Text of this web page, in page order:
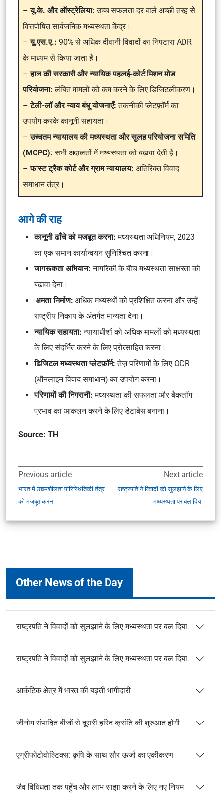
–यू.के. और ऑस्ट्रेलिया:उच्च सफलता दर वाले अच्छी तरह से
वित्तपोषित सार्वजनिक मध्यस्थता केंद्र।
–यू.एस.ए.: 90% से अधिक दीवानी विवादों का निपटारा ADR
के माध्यम से किया जाता है।
–हाल की सरकारी और न्यायिक पहलई-कोर्ट मिशन मोड
परियोजना:लंबित मामलों को कम करने के लिए डिजिटलीकरण।
–टेली-लॉ और न्याय बंधु योजनाएँ:तकनीकी प्लेटफ़ॉर्म का
उपयोग करके कानूनी सहायता।
–उच्चतम न्यायालय की मध्यस्थता और सुलह परियोजना समिति
(MCPC):सभी अदालतों में मध्यस्थता को बढ़ावा देती है।
–फास्ट ट्रैक कोर्ट और ग्राम न्यायालय: अतिरिक्त विवाद
समाधान तंत्र।
आगे की राह
कानूनी ढाँचे को मजबूत करना:मध्यस्थता अधिनियम, 2023
का एक समान कार्यान्वयन सुनिश्चित करना।
जागरूकता अभियान:नागरिकों के बीच मध्यस्थता साक्षरता को
बढ़ावा देना।
क्षमता निर्माण: अधिक मध्यस्थों को प्रशिक्षित करना और उन्हें
राष्ट्रीय निकाय के अंतर्गत मान्यता देना।
न्यायिक सहायता:न्यायाधीशों को अधिक मामलों को मध्यस्थता
के लिए संदर्भित करने के लिए प्रोत्साहित करना।
डिजिटल मध्यस्थता प्लेटफ़ॉर्म:तेज़ परिणामों के लिए ODR
(ऑनलाइन विवाद समाधान) का उपयोग करना।
परिणामों की निगरानी:मध्यस्थता की सफलता और बैकलॉग
प्रभाव का आकलन करने के लिए डेटाबेस बनाना।
Source: TH
Previous article
भारत में उद्यमशीलता पारिस्थितिकी तंत्र
को मजबूत करना
Next article
राष्ट्रपति ने विवादों को सुलझाने के लिए
मध्यस्थता पर बल दिया
Other News of the Day
राष्ट्रपति ने विवादों को सुलझाने के लिए मध्यस्थता पर बल दिया
राष्ट्रपति ने विवादों को सुलझाने के लिए मध्यस्थता पर बल दिया
आर्कटिक क्षेत्र में भारत की बढ़ती भागीदारी
जीनोम-संपादित बीजों से दूसरी हरित क्रांति की शुरुआत होगी
एग्रीफोटोवोल्टिक्स: कृषि के साथ सौर ऊर्जा का एकीकरण
जैव विविधता तक पहुँच और लाभ साझा करने के लिए नए नियम